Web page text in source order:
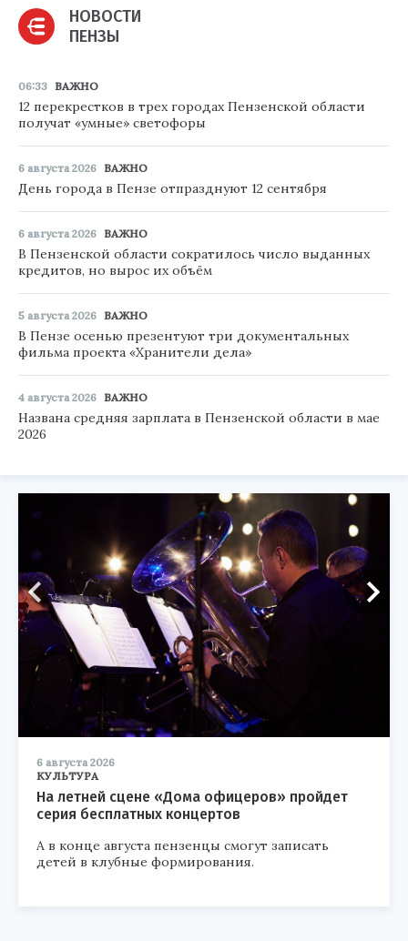
НОВОСТИ
ПЕНЗЫ
06:33 ВАЖНО
12 перекрестков в трех городах Пензенской области
получат «умные» светофоры
6 августа 2026 ВАЖНО
День города в Пензе отпразднуют 12 сентября
6 августа 2026 ВАЖНО
В Пензенской области сократилось число выданных
кредитов, но вырос их объём
5 августа 2026 ВАЖНО
В Пензе осенью презентуют три документальных
фильма проекта «Хранители дела»
4 августа 2026 ВАЖНО
Названа средняя зарплата в Пензенской области в мае
2026
6 августа 2026
КУЛЬТУРА
На летней сцене «Дома офицеров» пройдет
серия бесплатных концертов
А в конце августа пензенцы смогут записать
детей в клубные формирования.